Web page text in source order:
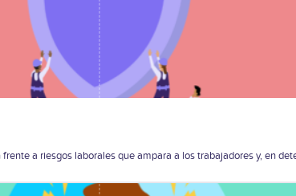
a riesgos laborales que ampara a los trabajadores y, en